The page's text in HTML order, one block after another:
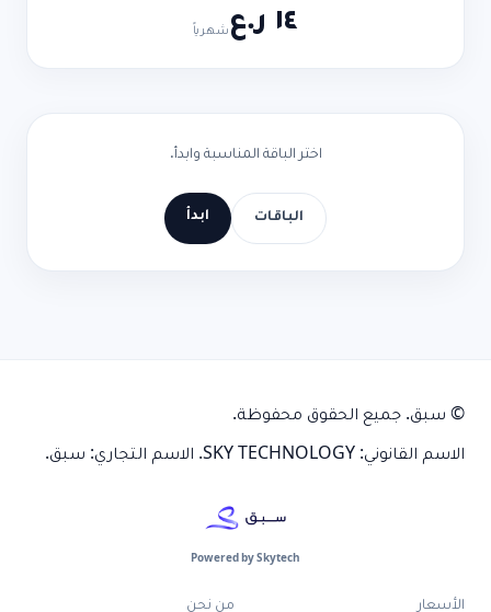
١٤ ر.ع شهرياً
اختر الباقة المناسبة وابدأ.
الباقات ابدأ
© سبق. جميع الحقوق محفوظة.
الاسم القانوني: SKY TECHNOLOGY. الاسم التجاري: سبق.
Powered by Skytech
الأسعار من نحن